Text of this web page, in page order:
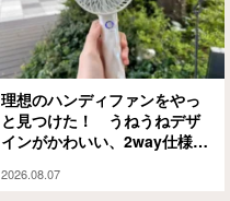
理想のハンディファンをやっ
と見つけた！ うねうねデザ
インがかわいい、2way仕様の
ない夏は無理」
2026.08.07